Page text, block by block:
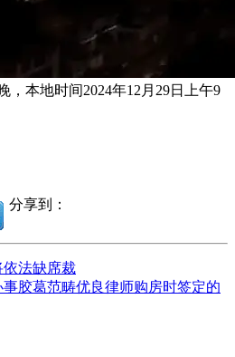
，本地时间2024年12月29日上午9
分享到：
法缺席裁
胶葛范畴优良律师购房时签定的